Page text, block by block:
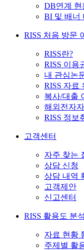
DB연계 현
BI 및 배너
RISS 처음 방문
RISS란?
RISS 이용
내 관심논
RISS 자료
복사/대출
해외전자
RISS 정보
고객센터
자주 찾는
상담 신청
상담 내역
고객제안
신고센터
RISS 활용도 분석
자료 현황
주제별 활